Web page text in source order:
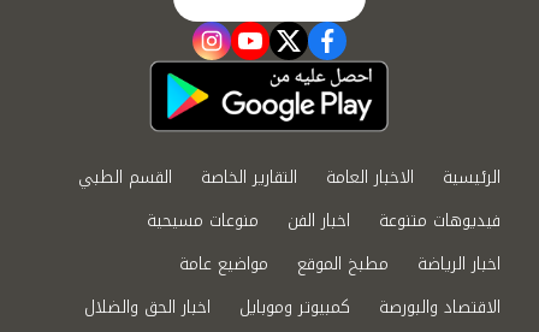
facebook
twitter
youtube
instagram
الرئيسية الاخبار العامة التقارير الخاصة
القسم الطبي
فيديوهات متنوعة
اخبار الفن
منوعات مسيحية
اخبار الرياضة
مطبخ الموقع
مواضيع عامة
الاقتصاد والبورصة
كمبيوتر وموبايل
اخبار الحق والضلال